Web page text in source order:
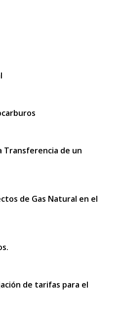
Transferencia de un
de Gas Natural en el
de tarifas para el